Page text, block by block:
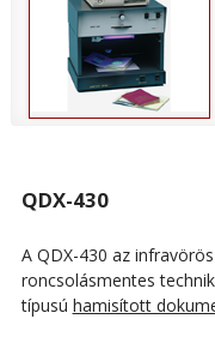
QDX-430
A QDX-430 az
roncsolásmentes
típusú hamisított